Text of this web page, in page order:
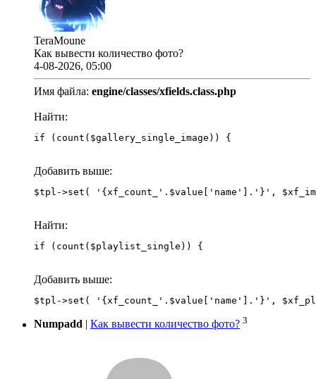
TeraMoune
Как вывести количество фото?
4-08-2026, 05:00
Имя файла: engine/classes/xfields.class.php
Найти:
if (count($gallery_single_image)) {
Добавить выше:
Найти:
if (count($playlist_single)) {
Добавить выше:
Numpadd Как вывести количество фото? 3